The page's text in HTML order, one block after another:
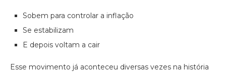
Sobem para controlar a inflação
Se estabilizam
E depois voltam a cair
Esse movimento já aconteceu diversas vezes na história